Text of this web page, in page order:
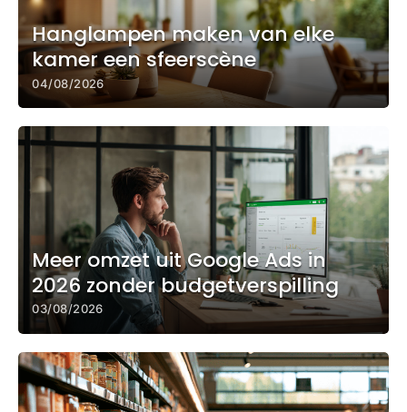
Hanglampen maken van elke
kamer een sfeerscène
04/08/2026
Meer omzet uit Google Ads in
2026 zonder budgetverspilling
03/08/2026